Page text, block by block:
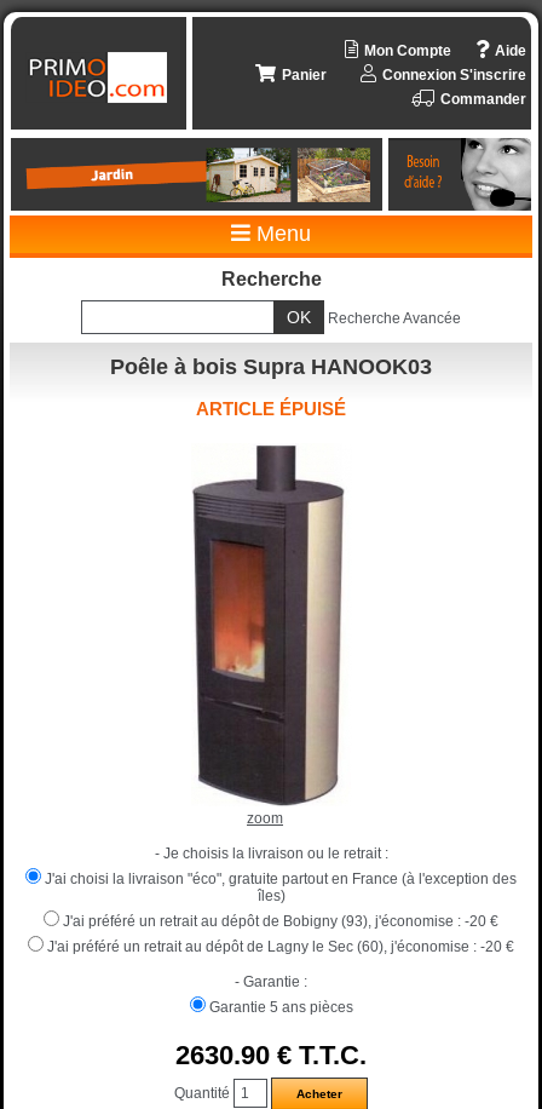
Aide
Mon Compte
Connexion S'inscrire
Panier
Commander
Menu
Recherche
Recherche Avancée
Poêle à bois Supra HANOOK03
ARTICLE ÉPUISÉ
zoom
- Je choisis la livraison ou le retrait :
J'ai choisi la livraison "éco", gratuite partout en France (à l'exception des
îles)
J'ai préféré un retrait au dépôt de Bobigny (93), j'économise : -20 €
J'ai préféré un retrait au dépôt de Lagny le Sec (60), j'économise : -20 €
- Garantie :
Garantie 5 ans pièces
2630.90 € T.T.C.
Quantité